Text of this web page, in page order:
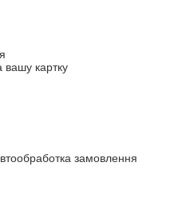
вашу картку
замовлення